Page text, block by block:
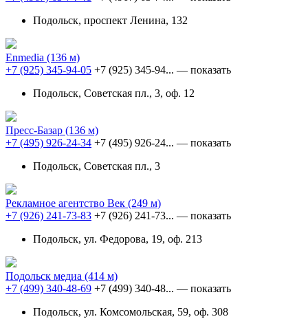
Подольск, проспект Ленина, 132
Enmedia (136 м)
+7 (925) 345-94-05 +7 (925) 345-94... — показать
Подольск, Советская пл., 3, оф. 12
Пресс-Базар (136 м)
+7 (495) 926-24-34 +7 (495) 926-24... — показать
Подольск, Советская пл., 3
Рекламное агентство Век (249 м)
+7 (926) 241-73-83 +7 (926) 241-73... — показать
Подольск, ул. Федорова, 19, оф. 213
Подольск медиа (414 м)
+7 (499) 340-48-69 +7 (499) 340-48... — показать
Подольск, ул. Комсомольская, 59, оф. 308